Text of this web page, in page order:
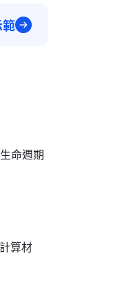
命週期
算材